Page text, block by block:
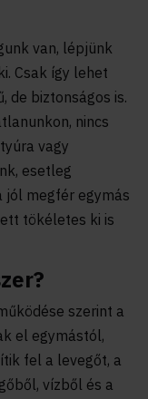
van, lépjünk
Csak így lehet
de biztonságos is.
nincs
vagy
esetleg
jól megfér egymás
tökéletes ki is
szerint a
el egymástól,
fel a levegőt, a
vízből és a